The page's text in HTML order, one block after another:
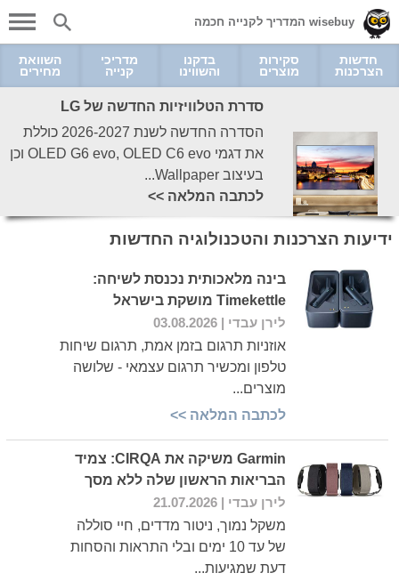
wisebuy המדריך לקנייה חכמה
חדשות
הצרכנות
סקירות
מוצרים
בדקנו
והשווינו
מדריכי
קנייה
השוואת
מחירים
סדרת הטלוויזיות החדשה של LG
הסדרה החדשה לשנת 2026-2027 כוללת
את דגמי OLED G6 evo, OLED C6 evo וכן
בעיצוב Wallpaper...
לכתבה המלאה >>
ידיעות הצרכנות והטכנולוגיה החדשות
בינה מלאכותית נכנסת לשיחה:
Timekettle מושקת בישראל
לירן עבדי | 03.08.2026
אוזניות תרגום בזמן אמת, תרגום שיחות
טלפון ומכשיר תרגום עצמאי - שלושה
מוצרים...
לכתבה המלאה >>
Garmin משיקה את CIRQA: צמיד
הבריאות הראשון שלה ללא מסך
לירן עבדי | 21.07.2026
משקל נמוך, ניטור מדדים, חיי סוללה
של עד 10 ימים ובלי התראות והסחות
דעת שמגיעות...